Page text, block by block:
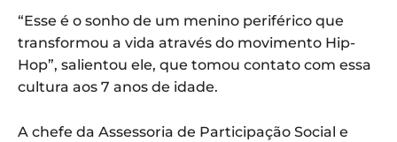
“Esse é o sonho de um menino periférico que
transformou a vida através do movimento Hip-
Hop”, salientou ele, que tomou contato com essa
cultura aos 7 anos de idade.
A chefe da Assessoria de Participação Social e